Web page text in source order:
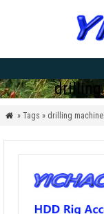
drilling
 » Tags » drilling